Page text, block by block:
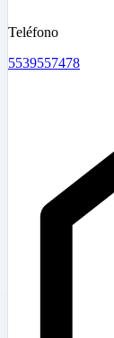
Teléfono
5539557478